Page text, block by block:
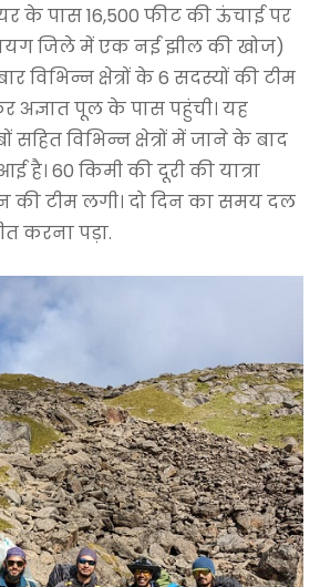
के पास 16,500 फीट की ऊंचाई पर
जिले में एक नई झील की खोज)
विभिन्न क्षेत्रों के 6 सदस्यों की टीम
अज्ञात पूल के पास पहुंची। यह
सहित विभिन्न क्षेत्रों में जाने के बाद
है। 60 किमी की दूरी की यात्रा
टीम लगी। दो दिन का समय दल
करना पड़ा.